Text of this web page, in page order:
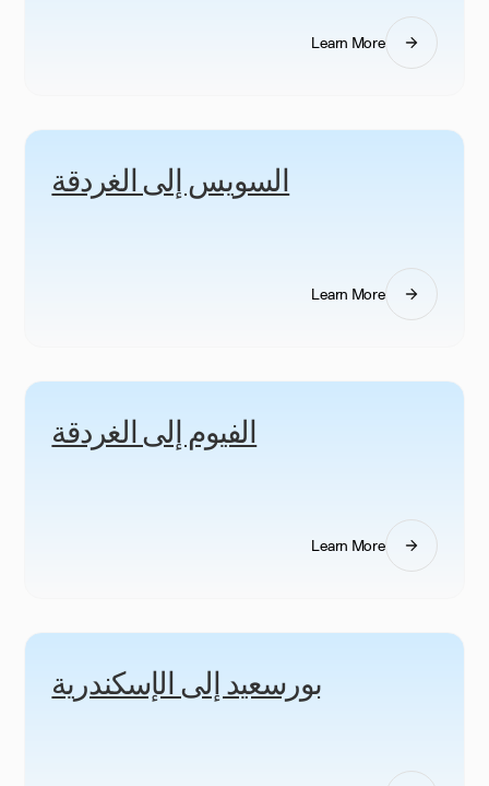
Learn More
السويس إلى الغردقة
Learn More
الفيوم إلى الغردقة
Learn More
بورسعيد إلى الإسكندرية